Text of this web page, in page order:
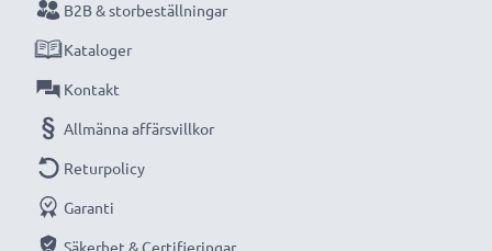
B2B & storbeställningar
Kataloger
Kontakt
Allmänna affärsvillkor
Returpolicy
Garanti
Säkerhet & Certifieringar